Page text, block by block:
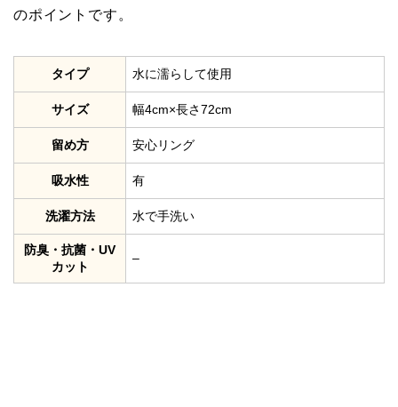
のポイントです。
タイプ 水に濡らして使用
サイズ 幅4cm×長さ72cm
留め方 安心リング
吸水性 有
洗濯方法 水で手洗い
防臭・抗菌・UV
カット
–